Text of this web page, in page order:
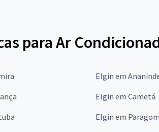
para Ar
Elgin em
Elgin em Cametá
Elgin em